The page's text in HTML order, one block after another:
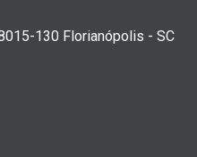
130 Florianópolis - SC